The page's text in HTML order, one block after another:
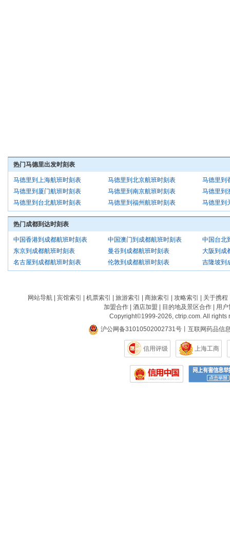
热门马德里出发时刻表
马德里到上海航班时刻表 马德里到北京航班时刻表
马德里到
马德里到厦门航班时刻表
马德里到南京航班时刻表
马德里到
马德里到台北航班时刻表
马德里到福州航班时刻表 马德里到
热门成都到达时刻表
中国香港到成都航班时刻表 中国澳门到成都航班时刻表
中国台北
东京到成都航班时刻表
曼谷到成都航班时刻表
大阪到成
名古屋到成都航班时刻表
伦敦到成都航班时刻表 吉隆坡到
网站导航| 宾馆索引 机票索引 旅游索引 商旅索引 攻略索引 关于携程
加盟合作
酒店加盟 目的地及景区合作
用户
Copyright©1999-2026, ctrip.com. All rights
沪公网备31010502002731号
互联网药品信
信用评级 上海工商